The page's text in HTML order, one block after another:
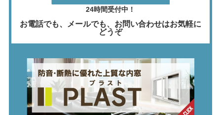
24時間受付中！
お電話でも、メールでも、 お問い合わせはお気軽に
どうぞ